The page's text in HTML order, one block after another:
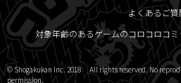
よくあるご質
対象年齢のあるゲームのコロコロコ
© Shogakukan Inc. 2018 All rights reserved. No
permission.